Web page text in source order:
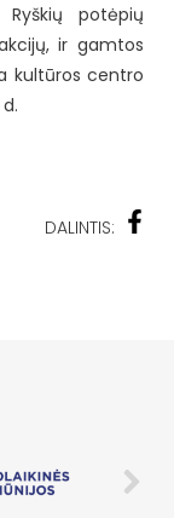
potėpių
ir gamtos
kultūros centro
DALINTIS: